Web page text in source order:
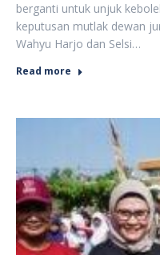
berganti untuk unjuk
keputusan mutlak dewan
Wahyu Harjo dan Selsi…
Read more